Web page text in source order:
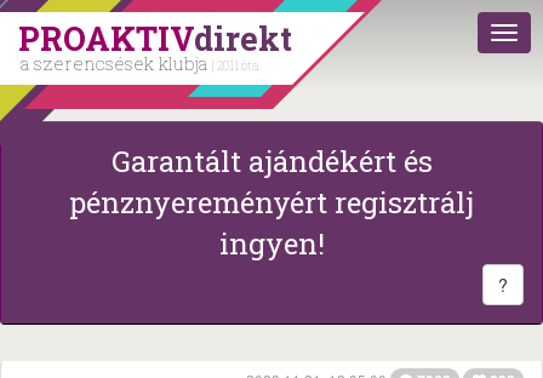
PROAKTIVdirekt
a szerencsések klubja | 2011 óta
Garantált ajándékért és
pénznyereményért regisztrálj
ingyen!
?